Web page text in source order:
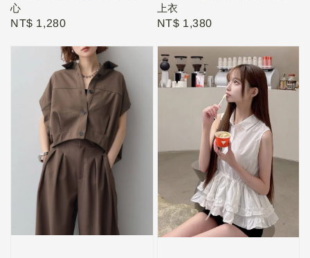
心
Regular
NT$ 1,280
上衣
Regular
NT$ 1,380